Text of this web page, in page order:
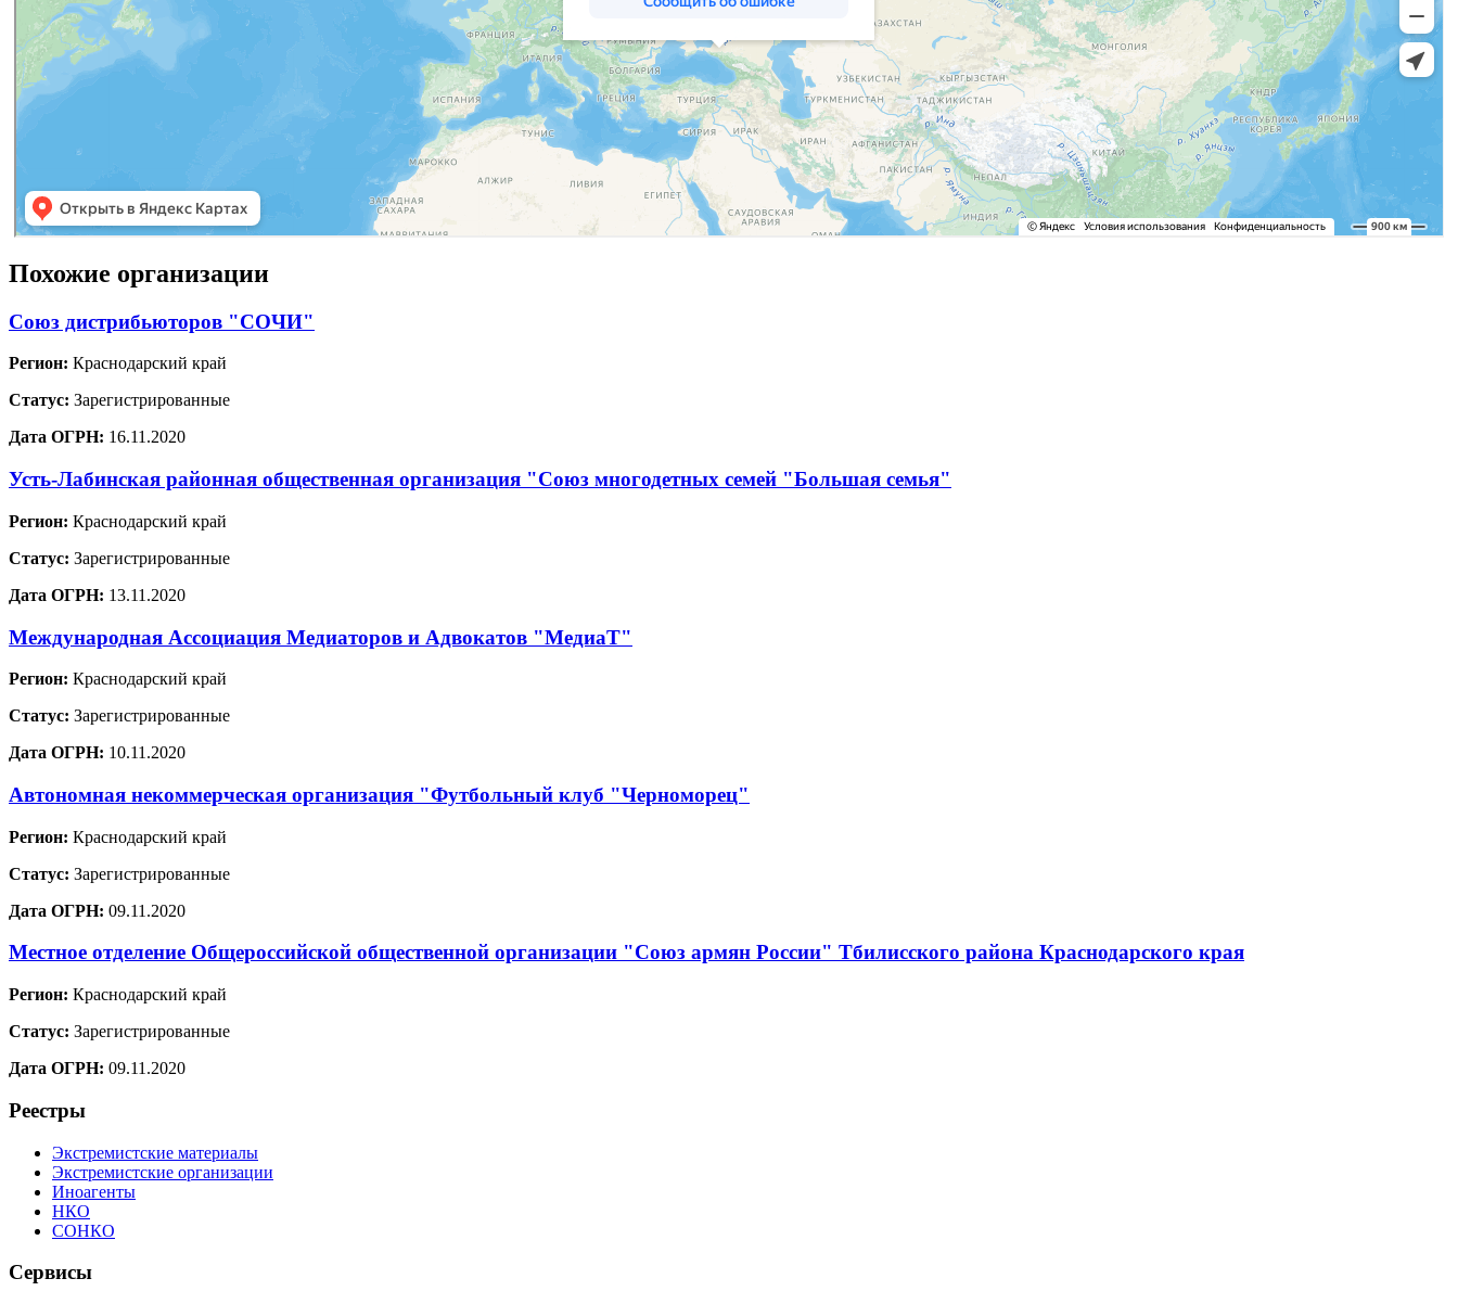
Похожие организации
Союз дистрибьюторов "СОЧИ"
Регион: Краснодарский край
Статус: Зарегистрированные
Дата ОГРН: 16.11.2020
Усть-Лабинская районная общественная организация "Союз многодетных семей "Большая семья"
Регион: Краснодарский край
Статус: Зарегистрированные
Дата ОГРН: 13.11.2020
Международная Ассоциация Медиаторов и Адвокатов "МедиаТ"
Регион: Краснодарский край
Статус: Зарегистрированные
Дата ОГРН: 10.11.2020
Автономная некоммерческая организация "Футбольный клуб "Черноморец"
Регион: Краснодарский край
Статус: Зарегистрированные
Дата ОГРН: 09.11.2020
Местное отделение Общероссийской общественной организации "Союз армян России" Тбилисского района Краснодарского края
Регион: Краснодарский край
Статус: Зарегистрированные
Дата ОГРН: 09.11.2020
Реестры
Экстремистские материалы
Экстремистские организации
Иноагенты
НКО
СОНКО
Сервисы